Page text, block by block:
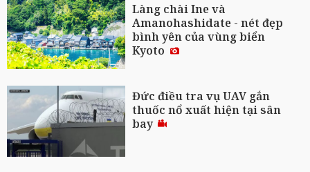
Làng chài Ine và
Amanohashidate - nét đẹp
bình yên của vùng biển
Kyoto
Đức điều tra vụ UAV gắn
thuốc nổ xuất hiện tại sân
bay